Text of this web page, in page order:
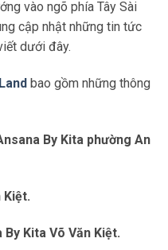
vào ngõ phía Tây Sài
cập nhật những tin tức
dưới đây.
bao gồm những thông
By Kita phường An
Kiệt.
Kita Võ Văn Kiệt.